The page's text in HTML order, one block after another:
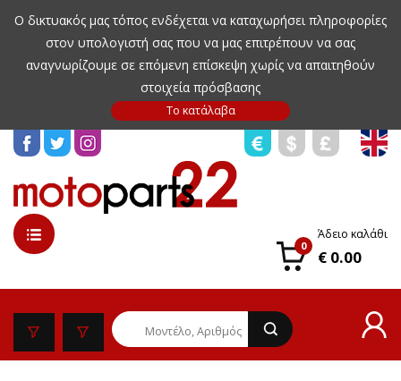
Ο δικτυακός μας τόπος ενδέχεται να καταχωρήσει πληροφορίες
στον υπολογιστή σας που να μας επιτρέπουν να σας
αναγνωρίζουμε σε επόμενη επίσκεψη χωρίς να απαιτηθούν
στοιχεία πρόσβασης
0
Άδειο καλάθι
€ 0.00